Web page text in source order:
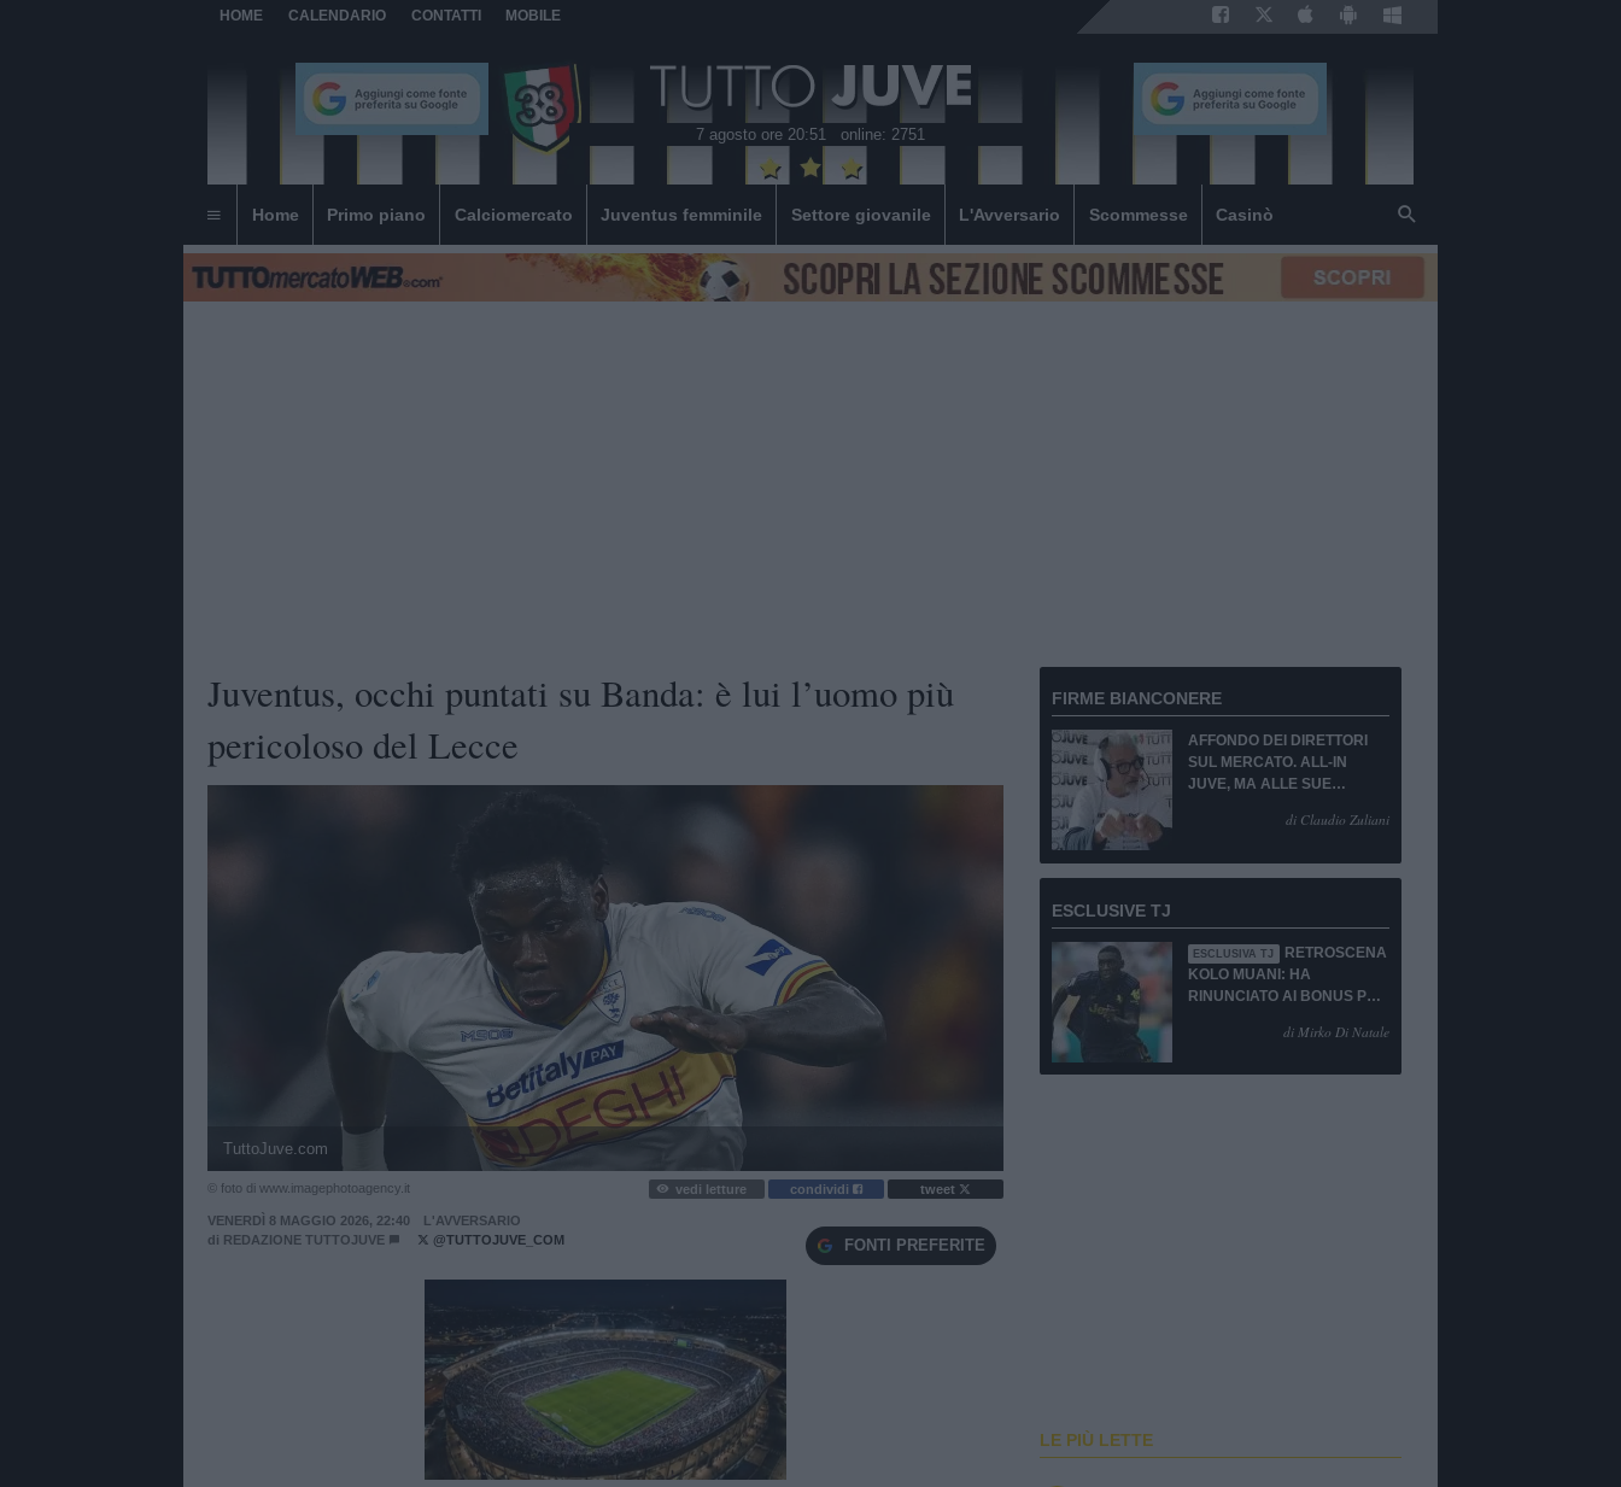
HOME CALENDARIO CONTATTI MOBILE
7 agosto ore 20:51 online: 2751
Home Primo piano Calciomercato Juventus femminile Settore giovanile L'Avversario Scommesse Casinò
Juventus, occhi puntati su Banda: è lui l’uomo più
pericoloso del Lecce
TuttoJuve.com
© foto di www.imagephotoagency.it vedi letture condividi tweet
VENERDÌ 8 MAGGIO 2026, 22:40
L'AVVERSARIO
di REDAZIONE TUTTOJUVE @TUTTOJUVE_COM FONTI PREFERITE
Unmute
100.00%
FIRME BIANCONERE
AFFONDO DEI DIRETTORI
SUL MERCATO. ALL-IN
JUVE, MA ALLE SUE
di Claudio Zuliani
ESCLUSIVE TJ
ESCLUSIVA TJ
RETROSCENA
KOLO MUANI: HA
RINUNCIATO AI BONUS PUR
di Mirko Di Natale
LE PIÙ LETTE